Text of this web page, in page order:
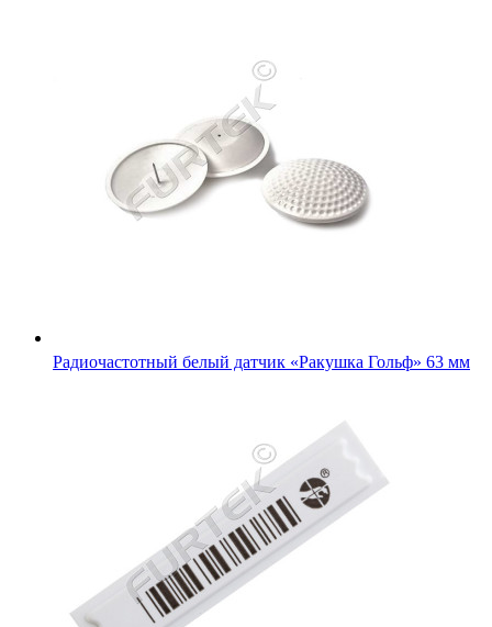
Радиочастотный белый датчик «Ракушка Гольф» 63 мм